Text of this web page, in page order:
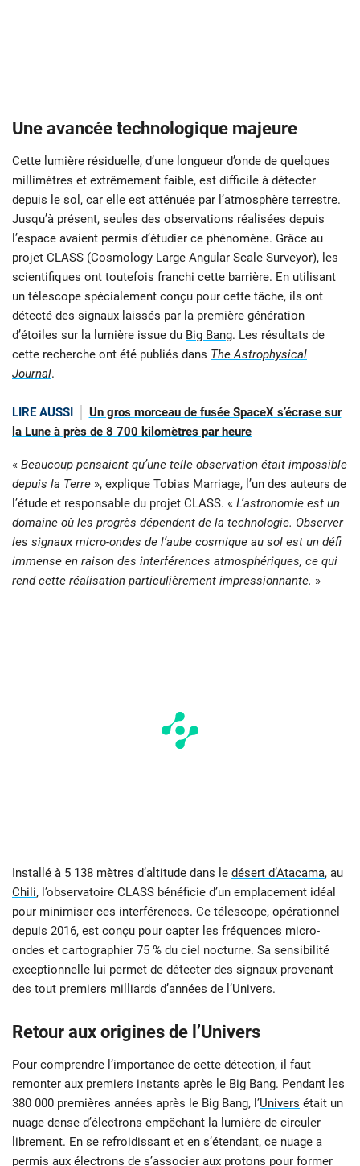
Une avancée technologique majeure
Cette lumière résiduelle, d’une longueur d’onde de quelques
millimètres et extrêmement faible, est difficile à détecter
depuis le sol, car elle est atténuée par l’atmosphère terrestre.
Jusqu’à présent, seules des observations réalisées depuis
l’espace avaient permis d’étudier ce phénomène. Grâce au
projet CLASS (Cosmology Large Angular Scale Surveyor), les
scientifiques ont toutefois franchi cette barrière. En utilisant
un télescope spécialement conçu pour cette tâche, ils ont
détecté des signaux laissés par la première génération
d’étoiles sur la lumière issue du Big Bang. Les résultats de
cette recherche ont été publiés dans The Astrophysical
Journal.
LIRE AUSSI
Un gros morceau de fusée SpaceX s’écrase sur
la Lune à près de 8 700 kilomètres par heure
« Beaucoup pensaient qu’une telle observation était impossible
depuis la Terre », explique Tobias Marriage, l’un des auteurs de
l’étude et responsable du projet CLASS. « L’astronomie est un
domaine où les progrès dépendent de la technologie. Observer
les signaux micro-ondes de l’aube cosmique au sol est un défi
immense en raison des interférences atmosphériques, ce qui
rend cette réalisation particulièrement impressionnante. »
Installé à 5 138 mètres d’altitude dans le désert d’Atacama, au
Chili, l’observatoire CLASS bénéficie d’un emplacement idéal
pour minimiser ces interférences. Ce télescope, opérationnel
depuis 2016, est conçu pour capter les fréquences micro-
ondes et cartographier 75 % du ciel nocturne. Sa sensibilité
exceptionnelle lui permet de détecter des signaux provenant
des tout premiers milliards d’années de l’Univers.
Retour aux origines de l’Univers
Pour comprendre l’importance de cette détection, il faut
remonter aux premiers instants après le Big Bang. Pendant les
380 000 premières années après le Big Bang, l’Univers était un
nuage dense d’électrons empêchant la lumière de circuler
librement. En se refroidissant et en s’étendant, ce nuage a
permis aux électrons de s’associer aux protons pour former